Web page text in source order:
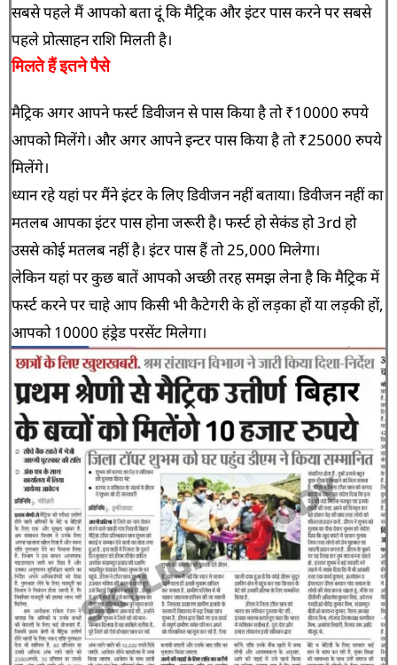
सबसे पहले मैं आपको बता दूं कि मैट्रिक और इंटर पास करने पर सबसे
पहले प्रोत्साहन राशि मिलती है।
मिलते हैं इतने पैसे
मैट्रिक अगर आपने फर्स्ट डिवीजन से पास किया है तो ₹10000 रुपये
आपको मिलेंगे। और अगर आपने इन्टर पास किया है तो ₹25000 रुपये
मिलेंगे।
ध्यान रहे यहां पर मैंने इंटर के लिए डिवीजन नहीं बताया। डिवीजन नहीं का
मतलब आपका इंटर पास होना जरूरी है। फर्स्ट हो सेकंड हो 3rd हो
उससे कोई मतलब नहीं है। इंटर पास हैं तो 25,000 मिलेगा।
लेकिन यहां पर कुछ बातें आपको अच्छी तरह समझ लेना है कि मैट्रिक में
फर्स्ट करने पर चाहे आप किसी भी कैटेगरी के हों लड़का हों या लड़की हों,
आपको 10000 हंड्रेड परसेंट मिलेगा।